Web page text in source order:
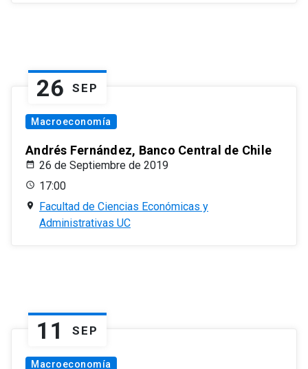
26 SEP
Macroeconomía
Andrés Fernández, Banco Central de Chile
26 de Septiembre de 2019
17:00
Facultad de Ciencias Económicas y
Administrativas UC
11 SEP
Macroeconomía